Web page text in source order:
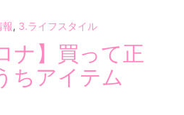
報, 3.ライフスタイル
ナ】買って正
ちアイテム